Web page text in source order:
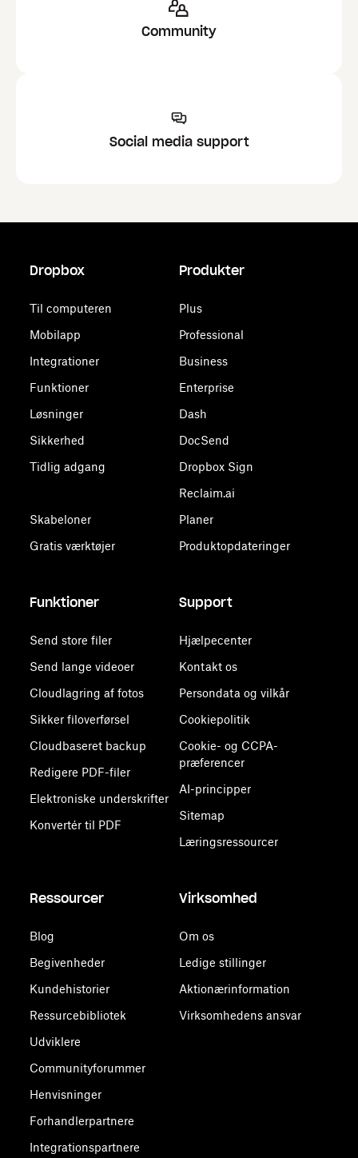
Community
Social media support
Dropbox
Til computeren
Mobilapp
Integrationer
Funktioner
Løsninger
Sikkerhed
Tidlig adgang
Skabeloner
Gratis værktøjer
Produkter
Plus
Professional
Business
Enterprise
Dash
DocSend
Dropbox Sign
Reclaim.ai
Planer
Produktopdateringer
Funktioner
Send store filer
Send lange videoer
Cloudlagring af fotos
Sikker filoverførsel
Cloudbaseret backup
Redigere PDF-filer
Elektroniske underskrifter
Konvertér til PDF
Support
Hjælpecenter
Kontakt os
Persondata og vilkår
Cookiepolitik
Cookie- og CCPA-
præferencer
AI-principper
Sitemap
Læringsressourcer
Ressourcer
Blog
Begivenheder
Kundehistorier
Ressurcebibliotek
Udviklere
Communityforummer
Henvisninger
Forhandlerpartnere
Integrationspartnere
Virksomhed
Om os
Ledige stillinger
Aktionærinformation
Virksomhedens ansvar